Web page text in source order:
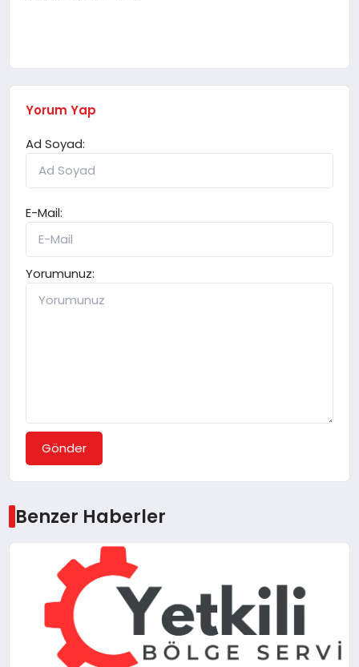
Yorum Yap
Ad Soyad:
E-Mail:
Yorumunuz:
Gönder
Benzer Haberler